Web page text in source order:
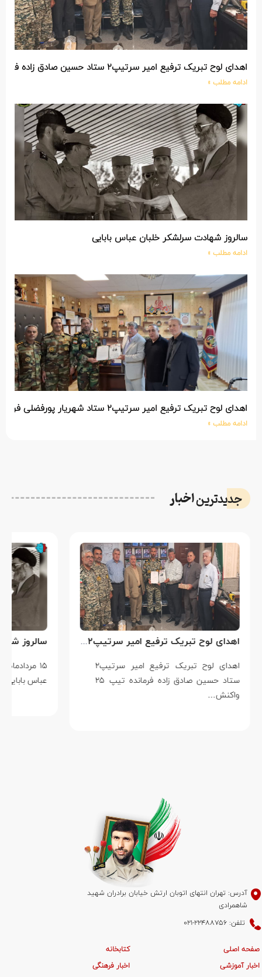
اهدای لوح تبریک ترفیع امیر سرتیپ۲ ستاد حسین صادق زاده فرمانده تیپ ۲۵ واکنش سریع شهید آبگون نزاجا مستقر در تبریز
ادامه مطلب »
سالروز شهادت سرلشکر خلبان عباس بابایی
ادامه مطلب »
اهدای لوح تبریک ترفیع امیر سرتیپ۲ ستاد شهریار پورفضلی فرمانده تیپ ۳۶۴ شهید نصیرزاده نزاجا مستقر در مهاباد
ادامه مطلب »
جدیدتریناخبار
اهدای لوح تبریک ترفیع امیر سرتیپ۲ ستاد حسین صادق زاده فرمانده تیپ ۲۵ واکنش سریع شهید آبگون نزاجا مستقر در تبریز
اهدای لوح تبریک ترفیع امیر سرتیپ۲
ستاد حسین صادق زاده فرمانده تیپ ۲۵
واکنش…
۱۵
عباس بابایی
آدرس: تهران انتهای اتوبان ارتش خیابان برادران شهید
شاهمرادی
تلفن: 22488756-021
صفحه اصلی
کتابخانه
اخبار آموزشی
اخبار فرهنگی